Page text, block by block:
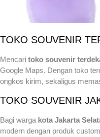
TOKO SOUVENIR
Mencari toko souvenir
Google Maps. Dengan toko
ongkos kirim, sekaligus
TOKO SOUVENIR
Bagi warga kota Jakarta
modern dengan produk